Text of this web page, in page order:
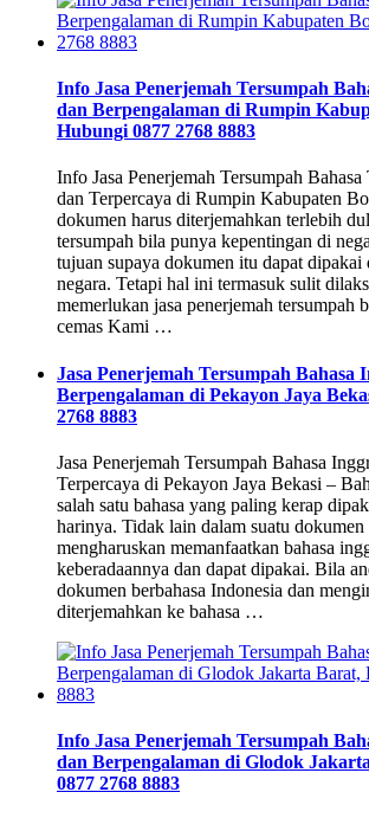
Info Jasa Penerjemah Tersumpah
dan Berpengalaman di Rumpin
Hubungi 0877 2768 8883
Info Jasa Penerjemah Tersumpah
dan Terpercaya di Rumpin Kabupaten
dokumen harus diterjemahkan terlebih
tersumpah bila punya kepentingan di
tujuan supaya dokumen itu dapat dipakai
negara. Tetapi hal ini termasuk sulit
memerlukan jasa penerjemah tersumpah
cemas Kami …
Jasa Penerjemah Tersumpah Bahasa
Berpengalaman di Pekayon Jaya
2768 8883
Jasa Penerjemah Tersumpah Bahasa
Terpercaya di Pekayon Jaya Bekasi –
salah satu bahasa yang paling kerap
harinya. Tidak lain dalam suatu dokumen
mengharuskan memanfaatkan bahasa
keberadaannya dan dapat dipakai. Bila
dokumen berbahasa Indonesia dan
diterjemahkan ke bahasa …
Info Jasa Penerjemah Tersumpah
dan Berpengalaman di Glodok
0877 2768 8883